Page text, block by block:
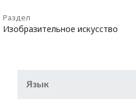
Раздел
Изобразительное искусство
Язык